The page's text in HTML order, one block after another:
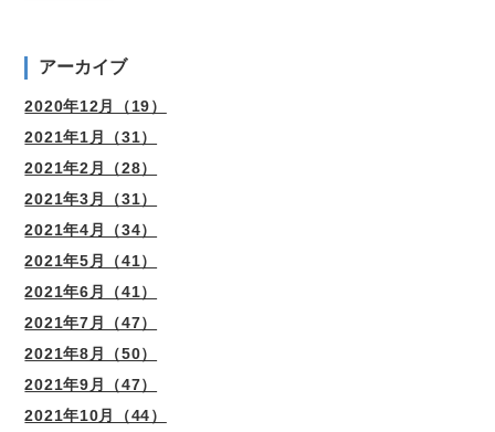
アーカイブ
2020年12月（19）
2021年1月（31）
2021年2月（28）
2021年3月（31）
2021年4月（34）
2021年5月（41）
2021年6月（41）
2021年7月（47）
2021年8月（50）
2021年9月（47）
2021年10月（44）